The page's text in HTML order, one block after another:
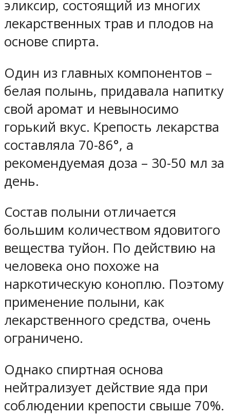
эликсир, состоящий из многих
лекарственных трав и плодов на
основе спирта.
Один из главных компонентов –
белая полынь, придавала напитку
свой аромат и невыносимо
горький вкус. Крепость лекарства
составляла 70-86°, а
рекомендуемая доза – 30-50 мл за
день.
Состав полыни отличается
большим количеством ядовитого
вещества туйон. По действию на
человека оно похоже на
наркотическую коноплю. Поэтому
применение полыни, как
лекарственного средства, очень
ограничено.
Однако спиртная основа
нейтрализует действие яда при
соблюдении крепости свыше 70%.